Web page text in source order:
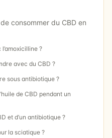
consommer du CBD en
?
avec du CBD ?
sous antibiotique ?
de CBD pendant un
et d’un antibiotique ?
la sciatique ?